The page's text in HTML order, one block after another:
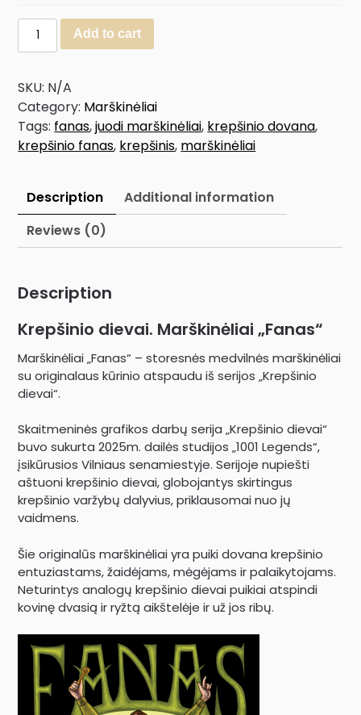
Add to cart
SKU: N/A
Category: Marškinėliai
Tags: fanas,juodi marškinėliai, krepšinio dovana,
krepšinio fanas, krepšinis, marškinėliai
Description
Additional information
Reviews (0)
Description
Krepšinio dievai. Marškinėliai „Fanas“
Marškinėliai „Fanas“ – storesnės medvilnės marškinėliai
su originalaus kūrinio atspaudu iš serijos „Krepšinio
dievai“.
Skaitmeninės grafikos darbų serija „Krepšinio dievai“
buvo sukurta 2025m. dailės studijos „1001 Legends“,
įsikūrusios Vilniaus senamiestyje. Serijoje nupiešti
aštuoni krepšinio dievai, globojantys skirtingus
krepšinio varžybų dalyvius, priklausomai nuo jų
vaidmens.
Šie originalūs marškinėliai yra puiki dovana krepšinio
entuziastams, žaidėjams, mėgėjams ir palaikytojams.
Neturintys analogų krepšinio dievai puikiai atspindi
kovinę dvasią ir ryžtą aikštelėje ir už jos ribų.